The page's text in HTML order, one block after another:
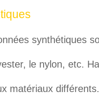
synthétiques
le nylon, etc.
matériaux